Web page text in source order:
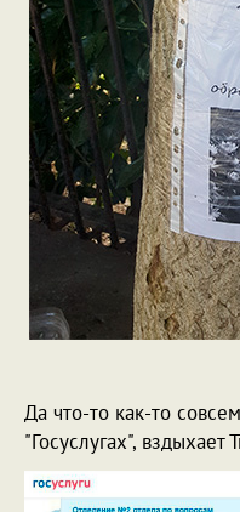
Да что-то как-то
"Госуслугах", вздыхает